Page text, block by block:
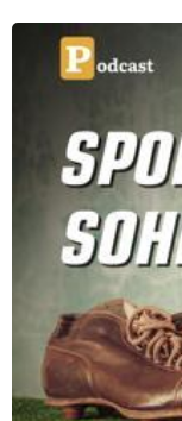
serimizde;
konuşuyoruz..